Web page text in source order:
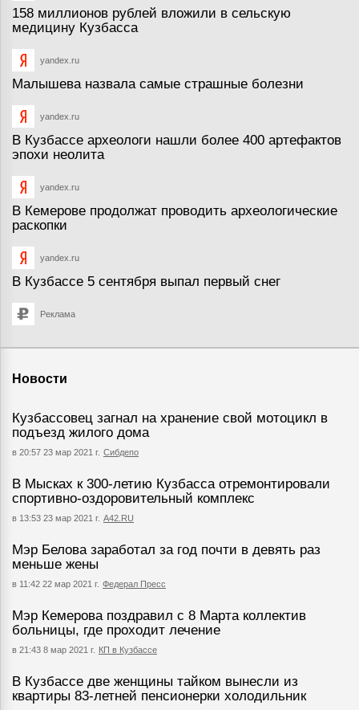
158 миллионов рублей вложили в сельскую
медицину Кузбасса
yandex.ru
Малышева назвала самые страшные болезни
yandex.ru
В Кузбассе археологи нашли более 400 артефактов
эпохи неолита
yandex.ru
В Кемерове продолжат проводить археологические
раскопки
yandex.ru
В Кузбассе 5 сентября выпал первый снег
Реклама
Новости
Кузбассовец загнал на хранение свой мотоцикл в
подъезд жилого дома
в 20:57 23 мар 2021 г. Сибдепо
В Мысках к 300-летию Кузбасса отремонтировали
спортивно-оздоровительный комплекс
в 13:53 23 мар 2021 г. А42.RU
Мэр Белова заработал за год почти в девять раз
меньше жены
в 11:42 22 мар 2021 г. Федерал Пресс
Мэр Кемерова поздравил с 8 Марта коллектив
больницы, где проходит лечение
в 21:43 8 мар 2021 г. КП в Кузбассе
В Кузбассе две женщины тайком вынесли из
квартиры 83-летней пенсионерки холодильник